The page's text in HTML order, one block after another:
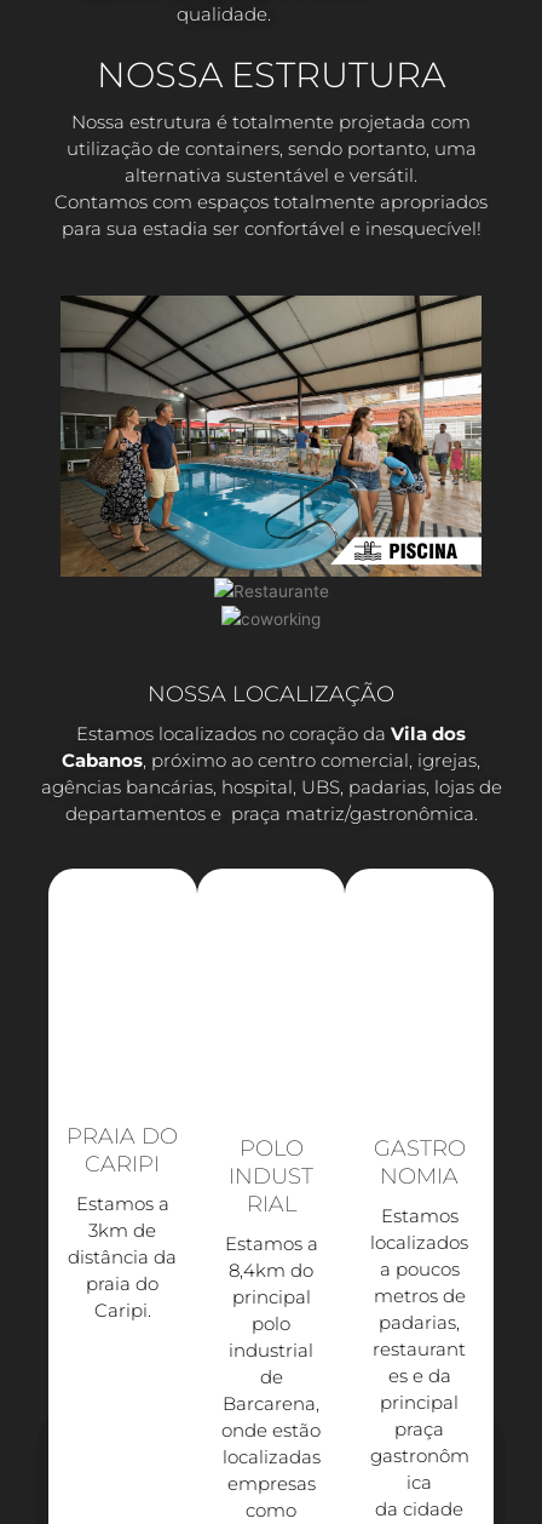
qualidade.
NOSSA ESTRUTURA
Nossa estrutura é totalmente projetada com
utilização de containers, sendo portanto, uma
alternativa sustentável e versátil.
Contamos com espaços totalmente apropriados
para sua estadia ser confortável e inesquecível!
NOSSA LOCALIZAÇÃO
Estamos localizados no coração da Vila dos
Cabanos, próximo ao centro comercial, igrejas,
agências bancárias, hospital, UBS, padarias, lojas de
departamentos e praça matriz/gastronômica.
PRAIA DO
CARIPI
Estamos a
3km de
distância da
praia do
Caripi.​
POLO
INDUST
RIAL
Estamos a
8,4km do
principal
polo
industrial
de
Barcarena,
onde estão
localizadas
empresas
como
GASTRO
NOMIA
Estamos
localizados
a poucos
metros de
padarias,
restaurant
es e da
principal
praça
gastronôm
ica
da cidade